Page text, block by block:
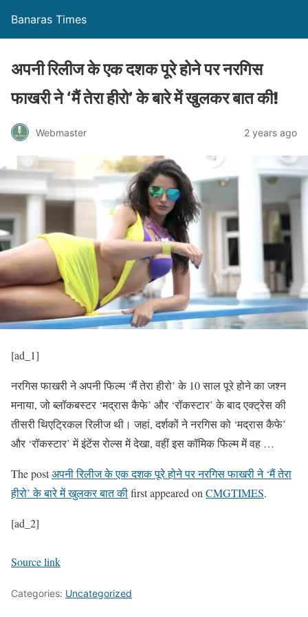
Banaras Times
अपनी रिलीज के एक दशक पूरे होने पर नरगिस
फाखरी ने ‘मैं तेरा हीरो’ के बारे में खुलकर बात की!
Webmaster 2 years ago
[ad_1]
नरगिस फाखरी ने अपनी फिल्म ‘मैं तेरा हीरो’ के 10 साल पूरे होने का जश्न
मनाया, जो ब्लॉकबस्टर ‘मद्रास कैफे’ और ‘रॉकस्टार’ के बाद एक्ट्रेस की
तीसरी थिएट्रिकल रिलीज थी। जहां, दर्शकों ने नरगिस को ‘मद्रास कैफे’
और ‘रॉकस्टार’ में इंटेंस रोल्स में देखा, वहीं इस कॉमिक फिल्म में वह …
The postअपनी रिलीज के एक दशक पूरे होने पर नरगिस फाखरी ने ‘मैं तेरा
हीरो’ के बारे में खुलकर बात कीfirst appeared on CMGTIMES.
[ad_2]
Source link
Categories: Uncategorized